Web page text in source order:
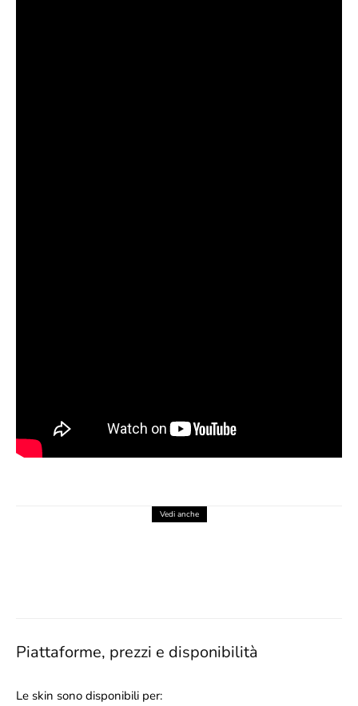
Vedi anche
Piattaforme, prezzi e disponibilità
Le skin sono disponibili per: